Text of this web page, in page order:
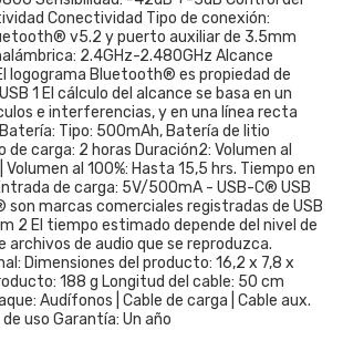
Conectividad Tipo de conexión:
v5.2 y puerto auxiliar de 3.5mm
2.4GHz-2.480GHz Alcance
logograma Bluetooth® es propiedad de
1 El cálculo del alcance se basa en un
e interferencias, y en una línea recta
Tipo: 500mAh, Batería de litio
de carga: 2 horas Duración2: Volumen al
Volumen al 100%: Hasta 15,5 hrs. Tiempo en
de carga: 5V/500mA - USB-C® USB
son marcas comerciales registradas de USB
2 El tiempo estimado depende del nivel de
archivos de audio que se reproduzca.
Dimensiones del producto: 16,2 x 7,8 x
188 g Longitud del cable: 50 cm
Audífonos | Cable de carga | Cable aux.
uso Garantía: Un año